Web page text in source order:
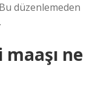
düzenlemeden
ne